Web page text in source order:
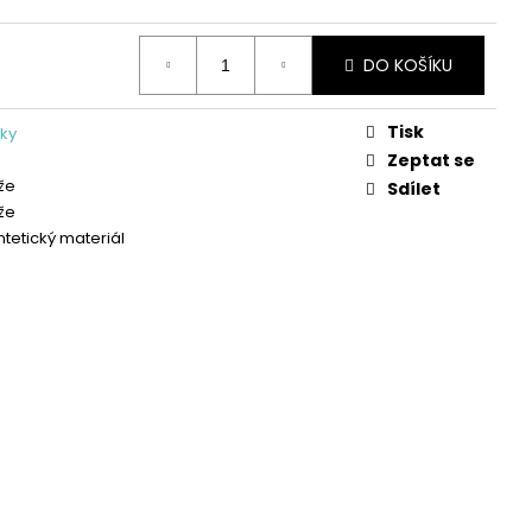
DO KOŠÍKU
materiál
Tisk
Zeptat se
Sdílet
SHOES